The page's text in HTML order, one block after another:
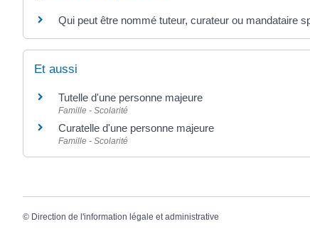
Qui peut être nommé tuteur, curateur ou mandataire
Et aussi
Tutelle d'une personne majeure
Famille - Scolarité
Curatelle d'une personne majeure
Famille - Scolarité
© Direction de l'information légale et administrative